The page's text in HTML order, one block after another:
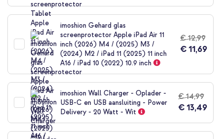
imoshion Gehard glas
screenprotector Apple iPad Air 11
inch (2026) M4 / (2025) M3 /
(2024) M2 / iPad 11 (2025) 11 inch
A16 / iPad 10 (2022) 10.9 inch
€ 12,99
€ 11,69
imoshion Wall Charger - Oplader -
USB-C en USB aansluiting - Power
Delivery - 20 Watt - Wit
€ 14,99
€ 13,49